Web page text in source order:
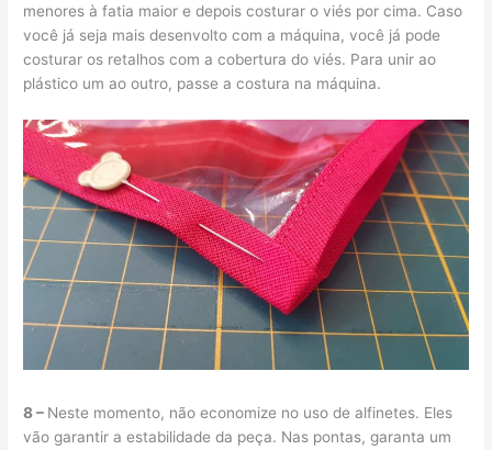
menores à fatia maior e depois costurar o viés por cima. Caso
você já seja mais desenvolto com a máquina, você já pode
costurar os retalhos com a cobertura do viés. Para unir ao
plástico um ao outro, passe a costura na máquina.
8 – Neste momento, não economize no uso de alfinetes. Eles
vão garantir a estabilidade da peça. Nas pontas, garanta um